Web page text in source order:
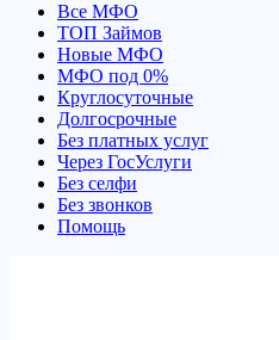
Все МФО
ТОП Займов
Новые МФО
МФО под 0%
Круглосуточные
Долгосрочные
Без платных услуг
Через ГосУслуги
Без селфи
Без звонков
Помощь